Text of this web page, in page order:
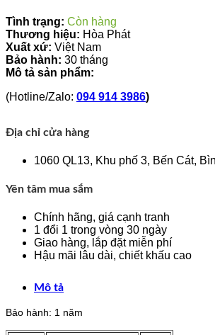
Tình trạng: Còn hàng
Thương hiệu: Hòa Phát
Xuất xứ: Việt Nam
Bảo hành: 30 tháng
Mô tả sản phẩm:
(Hotline/Zalo: 094 914 3986)
Địa chỉ cửa hàng
1060 QL13, Khu phố 3, Bến Cát,
Yên tâm mua sắm
Chính hãng, giá cạnh tranh
1 đổi 1 trong vòng 30 ngày
Giao hàng, lắp đặt miễn phí
Hậu mãi lâu dài, chiết khấu cao
Mô tả
Bảo hành: 1 năm